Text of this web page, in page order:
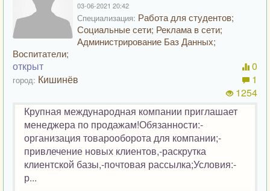
03-06-2021 20:42
Специализация: Работа для студентов;
Социальные сети; Реклама в сети;
Администрирование Баз Данных;
Воспитатели;
открыт
город: Кишинёв
0
1
1254
Крупная международная компании приглашает
менеджера по продажам!Обязанности:-
организация товарооборота для компании;-
привлечение новых клиентов,-раскрутка
клиентской базы,-почтовая рассылка;Условия:-
р...